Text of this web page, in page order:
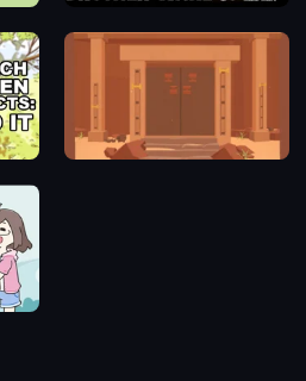
Search Hidden Objects: Find Them Faraway: Puzzle Escape